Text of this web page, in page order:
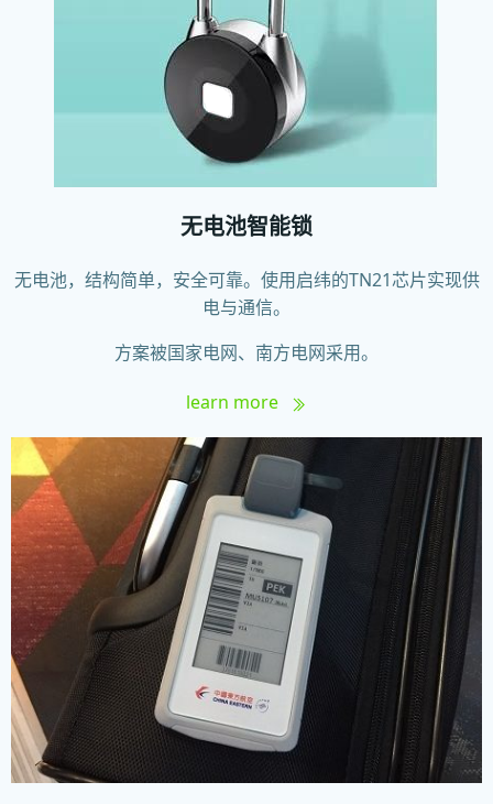
无电池智能锁
无电池，结构简单，安全可靠。使用启纬的TN21芯片实现供
电与通信。
方案被国家电网、南方电网采用。
learn more